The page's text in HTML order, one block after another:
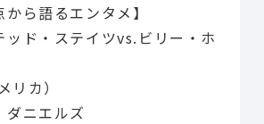
から語るエンタメ】
ッド・ステイツvs.ビリー・ホ
リカ）
ダニエルズ